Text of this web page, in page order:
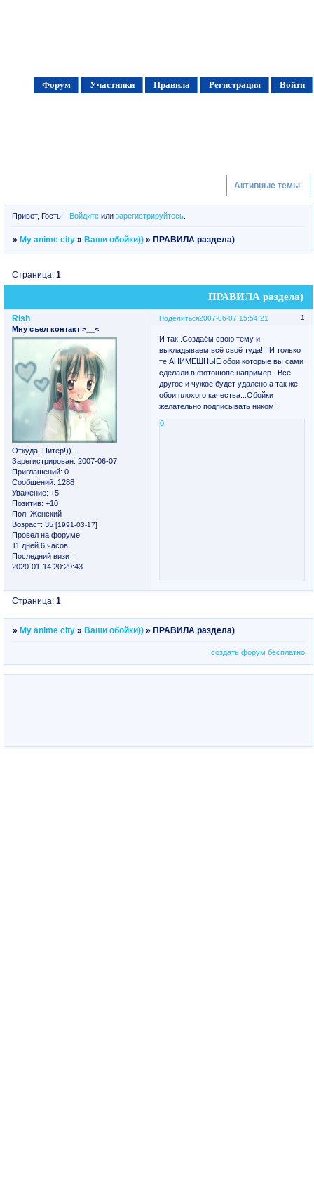
Форум Участники Правила Регистрация Войти
Активные темы
Привет, Гость! Войдитеили зарегистрируйтесь.
»My anime city »Ваши обойки)) »ПРАВИЛА раздела)
ПРАВИЛА раздела)
Страница:1
Поделиться 1
2007-06-07 15:54:21
Rish
Мну съел контакт >__<
Откуда: Питер!))..
Зарегистрирован: 2007-06-07
Приглашений: 0
Сообщений: 1288
Уважение: +5
Позитив: +10
Пол: Женский
Возраст: 35 [1991-03-17]
Провел на форуме:
11 дней 6 часов
Последний визит:
2020-01-14 20:29:43
И так..Создаём свою тему и
выкладываем всё своё туда!!!!И только
те АНИМЕШНЫЕ обои которые вы сами
сделали в фотошопе например...Всё
другое и чужое будет удалено,а так же
обои плохого качества...Обойки
желательно подписывать ником!
0
Страница:1
» My anime city » Ваши обойки)) » ПРАВИЛА раздела)
создать форум бесплатно